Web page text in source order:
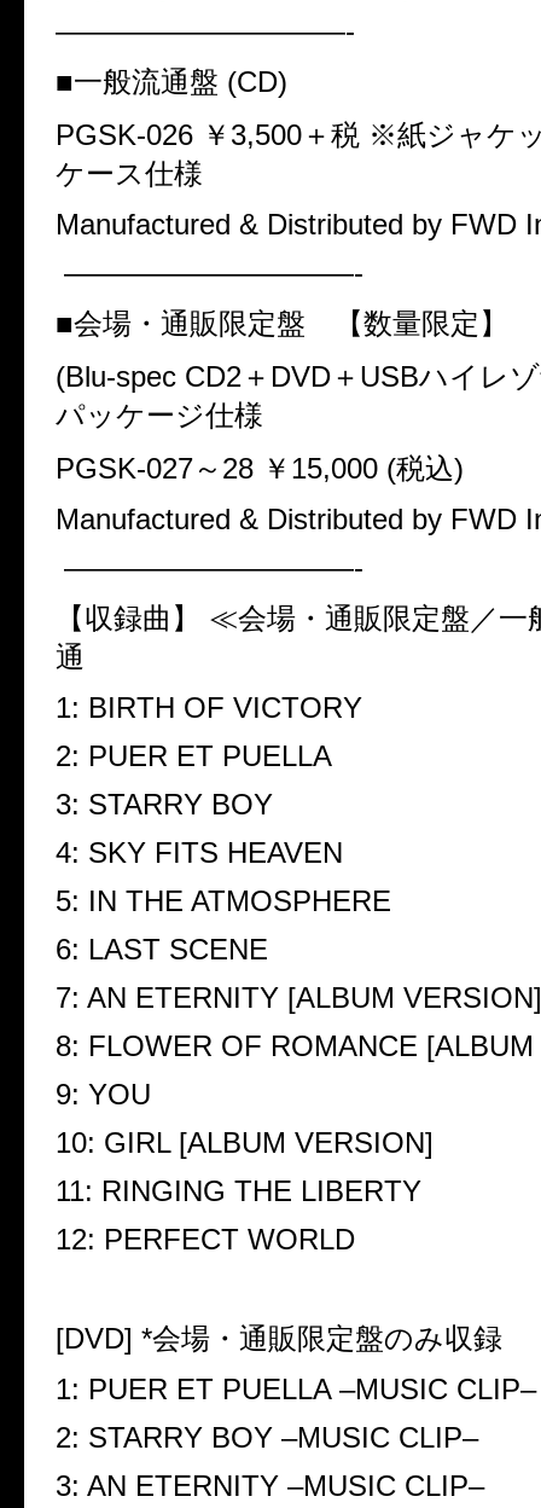
——————————-
■一般流通盤 (CD)
PGSK-026 ￥ 3,500＋税 ※紙ジャケ
ケース仕様
Manufactured & Distributed by FWD
——————————-
■会場・通販限定盤 【数量限定】
(Blu-spec CD2＋ DVD＋ USBハイレ
パッケージ仕様
PGSK-027～ 28 ￥ 15,000 (税込)
Manufactured & Distributed by FWD
——————————-
【収録曲】 ≪会場・通販限定盤／
通
1: BIRTH OF VICTORY
2: PUER ET PUELLA
3: STARRY BOY
4: SKY FITS HEAVEN
5: IN THE ATMOSPHERE
6: LAST SCENE
7: AN ETERNITY [ALBUM VERSION]
8: FLOWER OF ROMANCE
9: YOU
10: GIRL [ALBUM VERSION]
11: RINGING THE LIBERTY
12: PERFECT WORLD
[DVD] *会場・通販限定盤のみ収録
1: PUER ET PUELLA –MUSIC CLIP–
2: STARRY BOY –MUSIC CLIP–
3: AN ETERNITY –MUSIC CLIP–